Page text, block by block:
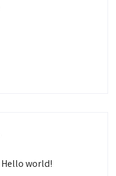
Hello world!